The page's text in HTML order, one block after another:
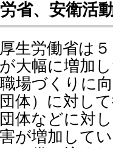
省、安衛活
生労働省は５
大幅に増加
場づくりに
体）に対し
体などに対
が増加して